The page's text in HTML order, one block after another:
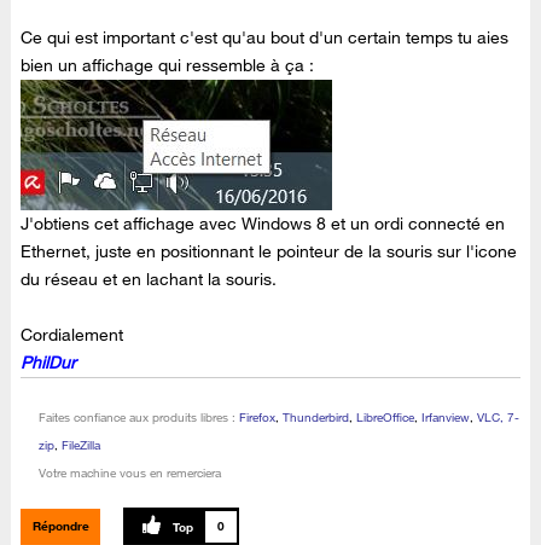
Ce qui est important c'est qu'au bout d'un certain temps tu aies
bien un affichage qui ressemble à ça :
J'obtiens cet affichage avec Windows 8 et un ordi connecté en
Ethernet, juste en positionnant le pointeur de la souris sur l'icone
du réseau et en lachant la souris.
Cordialement
PhilDur
Faites confiance aux produits libres : Firefox,Thunderbird,LibreOffice,Irfanview,VLC, 7-
zip,FileZilla
Votre machine vous en remerciera
Répondre 0